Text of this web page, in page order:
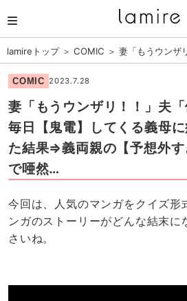
lamireトップ＞ COMIC ＞ 妻「もうウンザ
COMIC 2023.7.28
妻「もうウンザリ！！」夫
毎日【鬼電】してくる義母
た結果⇒義両親の【予想外
で唖然…
今回は、人気のマンガをクイズ形
ンガのストーリーがどんな結末に
さいね。